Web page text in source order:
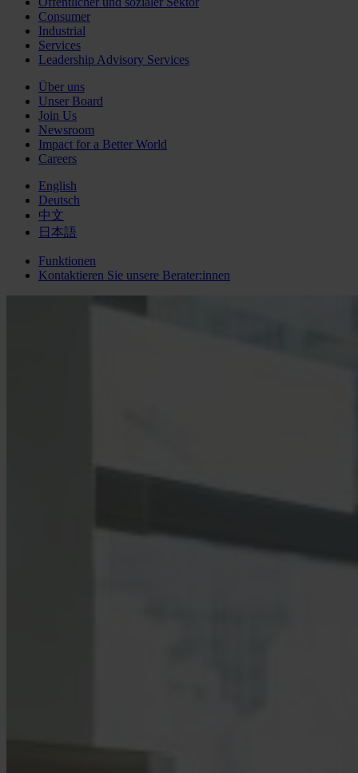
Consumer
Industrial
Services
Leadership Advisory Services
Über uns
Unser Board
Join Us
Newsroom
Impact for a Better World
Careers
English
Deutsch
中文
日本語
Funktionen
Kontaktieren Sie unsere Berater:innen